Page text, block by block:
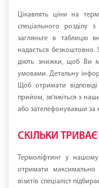
Цікавлять ціни на
спеціального розділу
загляньте в таблицю
надається безкоштовно.
діють знижки, щоб Ви
умовами. Детальну
Щоб отримати
прийом, зв'яжіться з
або зателефонувавши
СКІЛЬКИ ТРИВАЄ
Термоліфтинг у
отримати максимально
візитів спеціаліст